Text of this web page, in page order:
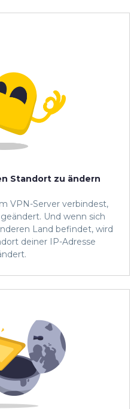
Standort zu ändern
VPN-Server verbindest,
Und wenn sich
Land befindet, wird
deiner IP-Adresse